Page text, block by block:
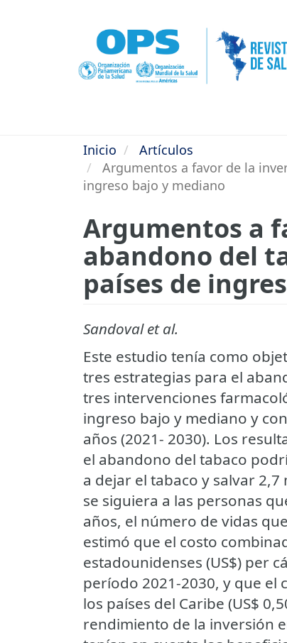
Inicio
Artículos
Argumentos a favor de la
ingreso bajo y mediano
Argumentos a
abandono del
países de
Sandoval et al.
Este estudio tenía como
tres estrategias para el
tres intervenciones
ingreso bajo y mediano y
años (2021- 2030). Los
el abandono del tabaco
a dejar el tabaco y salvar
se siguiera a las personas
años, el número de vidas
estimó que el costo
estadounidenses (US$) per
período 2021-2030, y que el
los países del Caribe (US$
rendimiento de la inversión